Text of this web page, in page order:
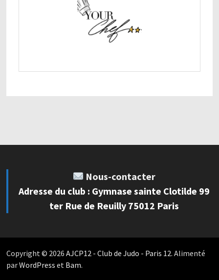
Nous-contacter
Adresse du club : Gymnase sainte Clotilde 99
ter Rue de Reuilly 75012 Paris
Copyright © 2026 AJCP12 - Club de Judo - Paris 12. Alimenté
parWordPress et Bam.